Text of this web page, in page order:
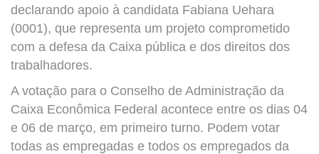
declarando apoio à candidata Fabiana Uehara
(0001), que representa um projeto comprometido
com a defesa da Caixa pública e dos direitos dos
trabalhadores.
A votação para o Conselho de Administração da
Caixa Econômica Federal acontece entre os dias 04
e 06 de março, em primeiro turno. Podem votar
todas as empregadas e todos os empregados da